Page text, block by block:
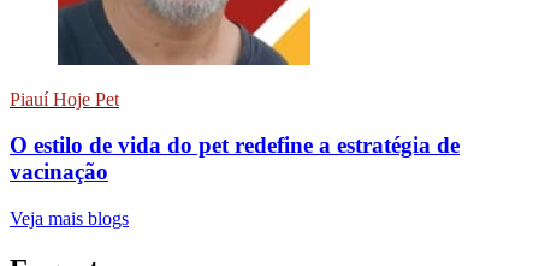
Piauí Hoje Pet
O estilo de vida do pet redefine a estratégia de
vacinação
Veja mais blogs